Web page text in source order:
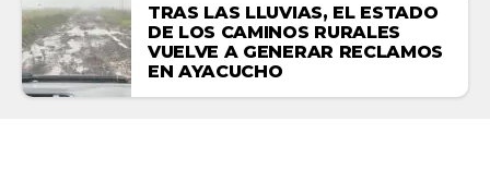
TRAS LAS LLUVIAS, EL ESTADO
DE LOS CAMINOS RURALES
VUELVE A GENERAR RECLAMOS
EN AYACUCHO